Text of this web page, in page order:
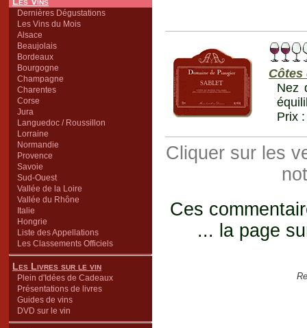
Dernières Dégustations
Les Vins du Mois
Alsace
Beaujolais
Bordeaux
Bourgogne
Champagne
Charentes
Corse
Jura
Languedoc / Roussillon
Lorraine
Normandie
Provence
Savoie
Sud-Ouest
Vallée de la Loire
Vallée du Rhône
Italie
Hongrie
Liste des Appellations
Les Classements Officiels
Les Livres sur le vin
Plein d'Idées de Cadeaux
Présentations de livres
Guides de vins
DVD sur le vin
Côtes
Nez
Prix
Cliquer sur les
Ces
... la page